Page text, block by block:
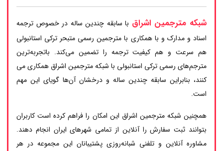
شبکه مترجمین اشراق با سابقه چندین ساله در خصوص ترجمه
اسناد و مدارک و با همکاری با مترجمین رسمی متبحر ترکی استانبولی
هم سرعت و هم کیفیت ترجمه را تضمین می‌کند. باتجربه‌ترین
مترجم‌های رسمی ترکی استانبولی با شبکه مترجمین اشراق همکاری می
کنند، بنابراین سابقه چندین ساله و درخشان آن‌ها گویای این مهم
است.
همچنین شبکه مترجمین اشراق این امکان را فراهم کرده است کاربران
بتوانند ثبت سفارش را آنلاین از تمامی شهرهای ایران انجام دهند.
مشاوره آنلاین و تلفنی شبانه‌روزی پشتیبانان این مجموعه در هر